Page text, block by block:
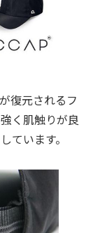
復元されるフ
く肌触りが良
ています。